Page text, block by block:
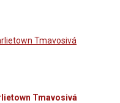
Tmavosivá